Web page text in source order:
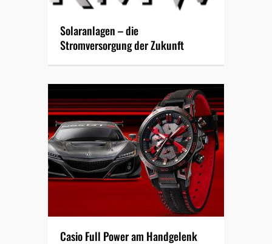
Solaranlagen – die
Stromversorgung der Zukunft
Casio Full Power am Handgelenk